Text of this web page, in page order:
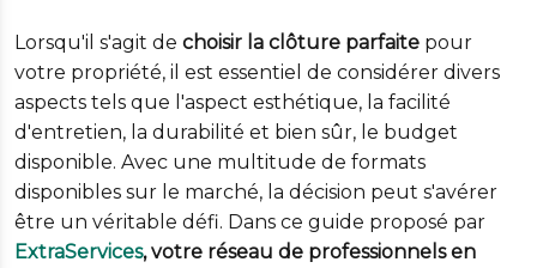
Lorsqu'il s'agit de choisir la clôture parfaite pour
votre propriété, il est essentiel de considérer divers
aspects tels que l'aspect esthétique, la facilité
d'entretien, la durabilité et bien sûr, le budget
disponible. Avec une multitude de formats
disponibles sur le marché, la décision peut s'avérer
être un véritable défi. Dans ce guide proposé par
ExtraServices, votre réseau de professionnels en